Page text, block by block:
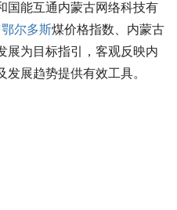
国能互通内蒙古网络科技有
鄂尔多斯煤价格指数、内蒙古
展为目标指引，客观反映内
展趋势提供有效工具。